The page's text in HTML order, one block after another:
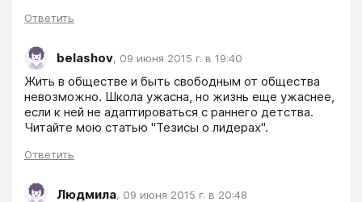
Ответить
belashov, 09 июня 2015 г. в 19:40
Жить в обществе и быть свободным от общества
невозможно. Школа ужасна, но жизнь еще ужаснее,
если к ней не адаптироваться с раннего детства.
Читайте мою статью "Тезисы о лидерах".
Ответить
Людмила, 09 июня 2015 г. в 20:48